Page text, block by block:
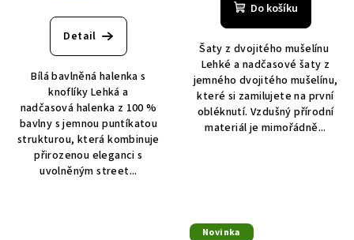
Detail
Bílá bavlněná halenka s
knoflíky Lehká a
nadčasová halenka z 100 %
bavlny s jemnou puntíkatou
strukturou, která kombinuje
přirozenou eleganci s
uvolněným street...
Do košíku
Šaty z dvojitého mušelínu
Lehké a nadčasové šaty z
jemného dvojitého mušelínu,
které si zamilujete na první
obléknutí. Vzdušný přírodní
materiál je mimořádně...
Novinka